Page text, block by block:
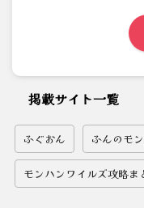
掲載サイト一覧
ふぐおん ふんのモ
モンハンワイルズ攻略ま